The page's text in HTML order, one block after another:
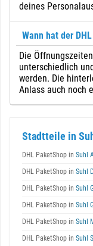
deines
Wann hat der
Die
unterschiedlich
werden. Die
Anlass auch noch
Stadtteile in
DHL PaketShop in Suhl
DHL PaketShop in Suhl
DHL PaketShop in Suhl
DHL PaketShop in Suhl
DHL PaketShop in Suhl
DHL PaketShop in Suhl